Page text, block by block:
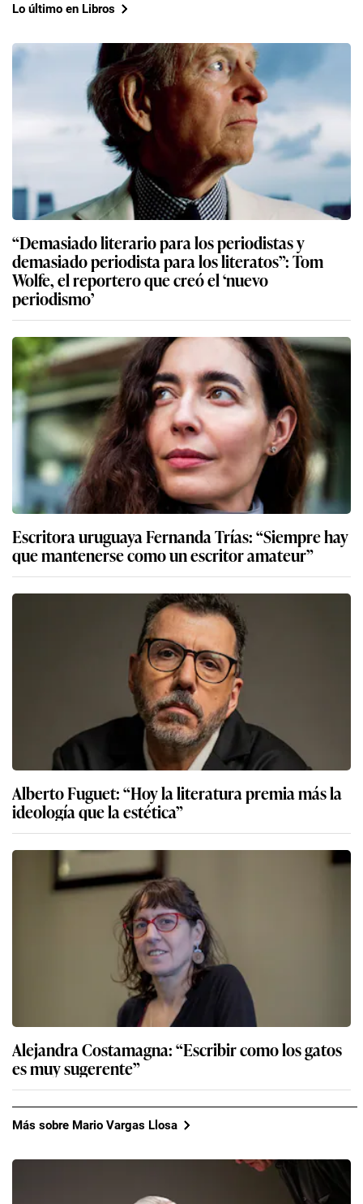
Lo último en Libros
“Demasiado literario para los periodistas y
demasiado periodista para los literatos”: Tom
Wolfe, el reportero que creó el ‘nuevo
periodismo’
Escritora uruguaya Fernanda Trías: “Siempre hay
que mantenerse como un escritor amateur”
Alberto Fuguet: “Hoy la literatura premia más la
ideología que la estética”
Alejandra Costamagna: “Escribir como los gatos
es muy sugerente”
Más sobre Mario Vargas Llosa